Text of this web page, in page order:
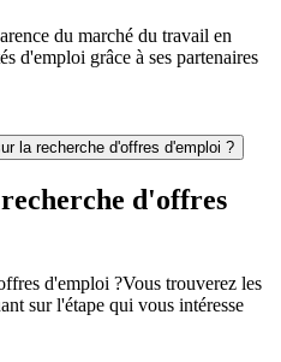
du marché du travail en
d'emploi grâce à ses partenaires
la recherche d'offres d'emploi ?
d'offres
d'emploi ?Vous trouverez les
sur l'étape qui vous intéresse